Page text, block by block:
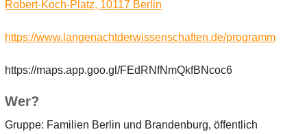
Robert-Koch-Platz, 10117 Berlin
https://www.langenachtderwissenschaften.de/programm
https://maps.app.goo.gl/FEdRNfNmQkfBNcoc6
Wer?
Gruppe: Familien Berlin und Brandenburg, öffentlich